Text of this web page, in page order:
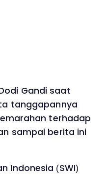
Gandi saat
tanggapannya
terhadap
sampai berita ini
Indonesia (SWI)